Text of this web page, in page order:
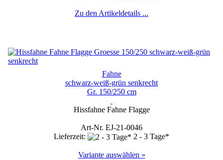
Zu den Artikeldetails ...
Fahne
schwarz-weiß-grün senkrecht
Gr. 150/250 cm
Hissfahne Fahne Flagge
Art-Nr. EJ-21-0046
Lieferzeit:
2 - 3 Tage*
Variante auswählen »